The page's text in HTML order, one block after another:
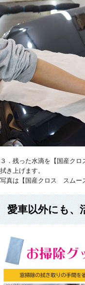
３．残った水滴を【国産ク
拭き上げます。
写真は【国産クロス スムー
愛車以外にも、